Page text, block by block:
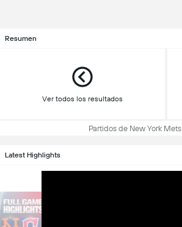
Resumen
Ver todos los resultados
Partidos de New York Mets
Latest Highlights